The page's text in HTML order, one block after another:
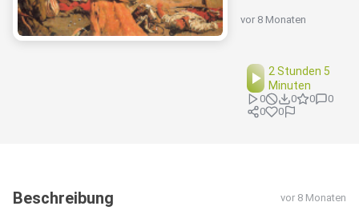
vor 8 Monaten
2 Stunden 5
Minuten
0 0 0
0
0
0
Beschreibung vor 8 Monaten